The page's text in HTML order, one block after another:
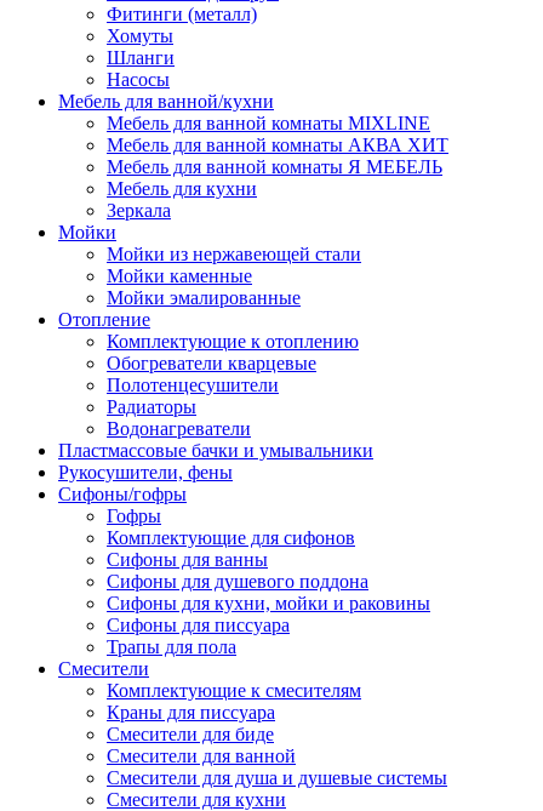
Фитинги (металл)
Хомуты
Шланги
Насосы
Мебель для ванной/кухни
Мебель для ванной комнаты MIXLINE
Мебель для ванной комнаты АКВА ХИТ
Мебель для ванной комнаты Я МЕБЕЛЬ
Мебель для кухни
Зеркала
Мойки
Мойки из нержавеющей стали
Мойки каменные
Мойки эмалированные
Отопление
Комплектующие к отоплению
Обогреватели кварцевые
Полотенцесушители
Радиаторы
Водонагреватели
Пластмассовые бачки и умывальники
Рукосушители, фены
Сифоны/гофры
Гофры
Комплектующие для сифонов
Сифоны для ванны
Сифоны для душевого поддона
Сифоны для кухни, мойки и раковины
Сифоны для писсуара
Трапы для пола
Смесители
Комплектующие к смесителям
Краны для писсуара
Смесители для биде
Смесители для ванной
Смесители для душа и душевые системы
Смесители для кухни